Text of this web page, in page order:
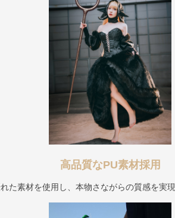
高品質なPU素材採用
た素材を使用し、本物さながらの質感を実現